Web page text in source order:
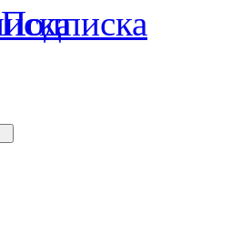
Подписка